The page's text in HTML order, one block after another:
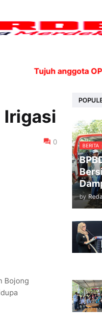
Tujuh anggota
Irigasi
0
Bojong
BERITA
by